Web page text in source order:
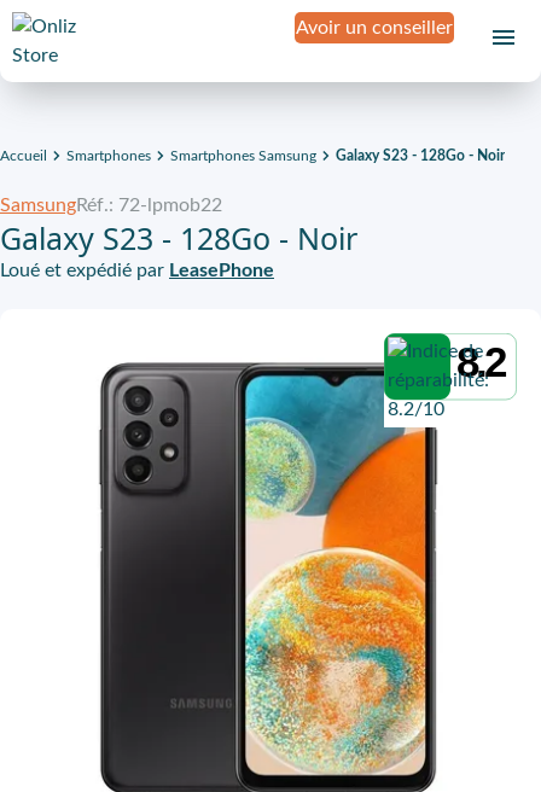
Avoir un conseiller
Accueil Smartphones Smartphones Samsung Galaxy S23 - 128Go - Noir
8.2
SamsungRéf.: 72-lpmob22
Galaxy S23 - 128Go - Noir
Loué et expédié par LeasePhone